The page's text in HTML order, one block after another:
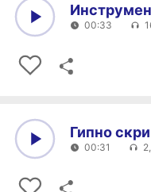
00:33
Гипно
00:31